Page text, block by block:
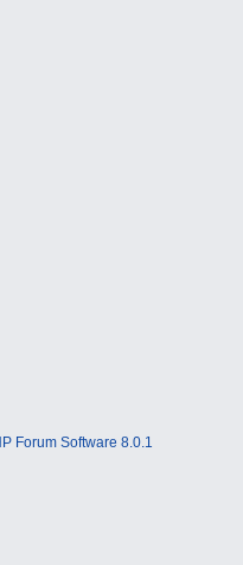
Forum Software 8.0.1